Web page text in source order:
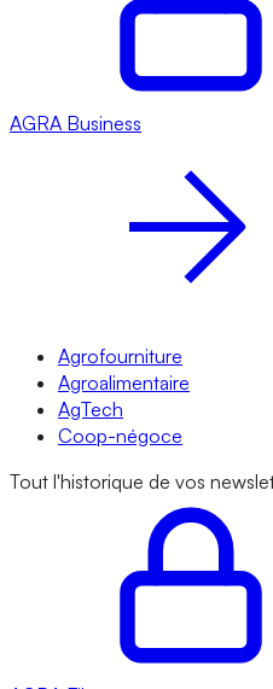
AGRA Business
Agrofourniture
Agroalimentaire
AgTech
Coop-négoce
Tout l'historique de vos